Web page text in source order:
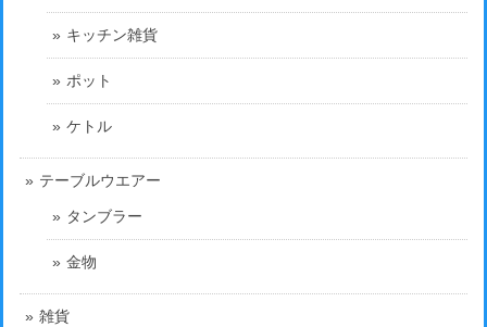
キッチン雑貨
ポット
ケトル
テーブルウエアー
タンブラー
金物
雑貨